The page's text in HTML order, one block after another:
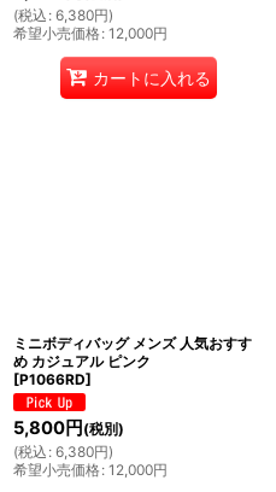
(税込 : 6,380円)
希望小売価格: 12,000円
カートに入れる
ミニボディバッグ メンズ 人気おすす
め カジュアル ピンク
[P1066RD]
5,800円 (税別)
(税込 : 6,380円)
希望小売価格: 12,000円